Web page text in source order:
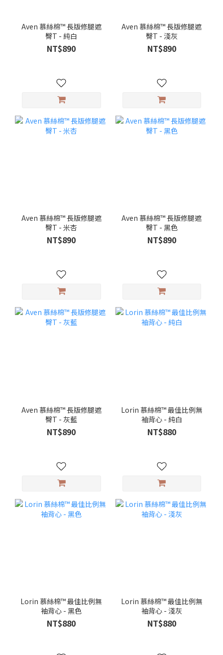
Aven 慕絲棉™ 長版修腿遮
臀T - 純白
NT$890
Aven 慕絲棉™ 長版修腿遮
臀T - 淺灰
NT$890
Aven 慕絲棉™ 長版修腿遮
臀T - 米杏
NT$890
Aven 慕絲棉™ 長版修腿遮
臀T - 黑色
NT$890
Aven 慕絲棉™ 長版修腿遮
臀T - 灰藍
NT$890
Lorin 慕絲棉™ 最佳比例無
袖背心 - 純白
NT$880
Lorin 慕絲棉™ 最佳比例無
袖背心 - 黑色
NT$880
Lorin 慕絲棉™ 最佳比例無
袖背心 - 淺灰
NT$880